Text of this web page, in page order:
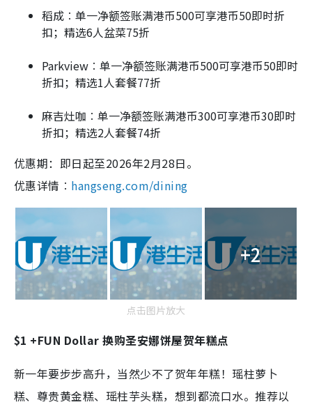
稻成︰单一净额签账满港币500可享港币50即时折
扣；精选6人盆菜75折
Parkview︰单一净额签账满港币500可享港币50即时
折扣；精选1人套餐77折
麻吉灶咖︰单一净额签账满港币300可享港币30即时
折扣；精选2人套餐74折
优惠期：即日起至2026年2月28日。
优惠详情︰ hangseng.com/dining
+2
点击图片放大
$1 +FUN Dollar 换购圣安娜饼屋贺年糕点
新一年要步步高升，当然少不了贺年年糕！瑶柱萝卜
糕、尊贵黄金糕、瑶柱芋头糕，想到都流口水。推荐以